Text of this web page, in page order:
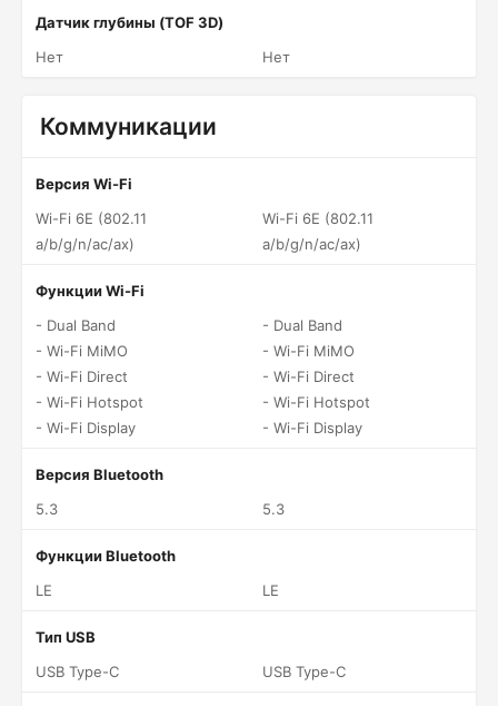
Датчик глубины (TOF 3D)
Нет
Нет
Коммуникации
Версия Wi-Fi
Wi-Fi 6E (802.11
a/b/g/n/ac/ax)
Wi-Fi 6E (802.11
a/b/g/n/ac/ax)
Функции Wi-Fi
- Dual Band
- Wi-Fi MiMO
- Wi-Fi Direct
- Wi-Fi Hotspot
- Wi-Fi Display
- Dual Band
- Wi-Fi MiMO
- Wi-Fi Direct
- Wi-Fi Hotspot
- Wi-Fi Display
Версия Bluetooth
5.3
5.3
Функции Bluetooth
LE
LE
Тип USB
USB Type-C
USB Type-C